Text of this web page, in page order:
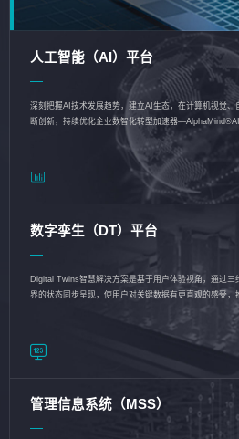
人工智能（AI）平台
深刻把握AI技术发展趋势，建立AI生态，在计算机视觉
断创新，持续优化企业数智化转型加速器
数字孪生（DT）平台
Digital Twins智慧解决方案是基于用户体验视角，通过三
界的状态同步呈现，使用户对关键数据有更直观的感受，
管理信息系统（MSS）